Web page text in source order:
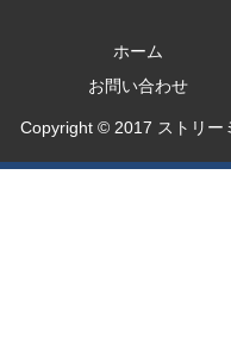
ホーム
お問い合わせ
Copyright © 2017 ストリー